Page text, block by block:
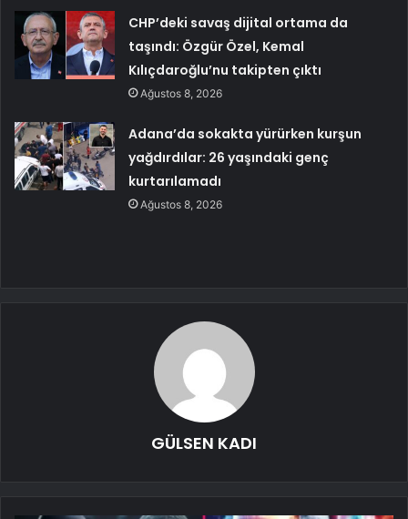
CHP’deki savaş dijital ortama da
taşındı: Özgür Özel, Kemal
Kılıçdaroğlu’nu takipten çıktı
Ağustos 8, 2026
Adana’da sokakta yürürken kurşun
yağdırdılar: 26 yaşındaki genç
kurtarılamadı
Ağustos 8, 2026
GÜLSEN KADI